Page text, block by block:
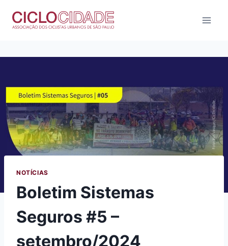
para
NOTÍCIAS
Boletim Sistemas
Seguros #5 –
setembro/2024